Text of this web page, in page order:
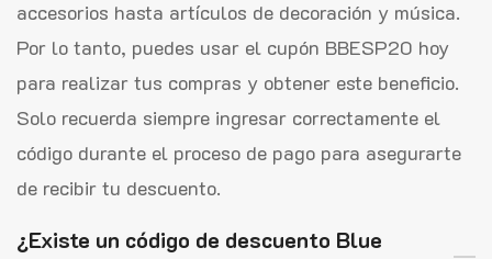
accesorios hasta artículos de decoración y música.
Por lo tanto, puedes usar el cupón BBESP20 hoy
para realizar tus compras y obtener este beneficio.
Solo recuerda siempre ingresar correctamente el
código durante el proceso de pago para asegurarte
de recibir tu descuento.
¿Existe un código de descuento Blue